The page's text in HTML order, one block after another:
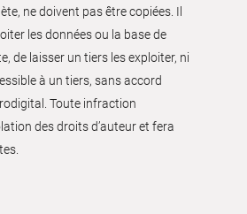
ne doivent pas être copiées. Il
les données ou la base de
de laisser un tiers les exploiter, ni
à un tiers, sans accord
Toute infraction
des droits d’auteur et fera